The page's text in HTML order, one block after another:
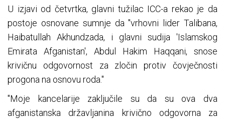
U izjavi od četvrtka, glavni tužilac ICC-a rekao je da
postoje osnovane sumnje da "vrhovni lider Talibana,
Haibatullah Akhundzada, i glavni sudija 'Islamskog
Emirata Afganistan', Abdul Hakim Haqqani, snose
krivičnu odgovornost za zločin protiv čovječnosti
progona na osnovu roda."
"Moje kancelarije zaključile su da su ova dva
afganistanska državljanina krivično odgovorna za